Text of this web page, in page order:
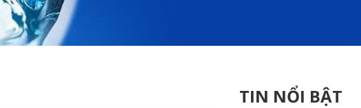
TIN NỔI BẬT